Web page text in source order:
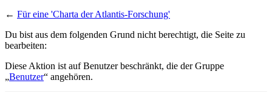
← Für eine 'Charta der Atlantis-Forschung'
Du bist aus dem folgenden Grund nicht berechtigt, die Seite zu
bearbeiten:
Diese Aktion ist auf Benutzer beschränkt, die der Gruppe
„Benutzer“ angehören.